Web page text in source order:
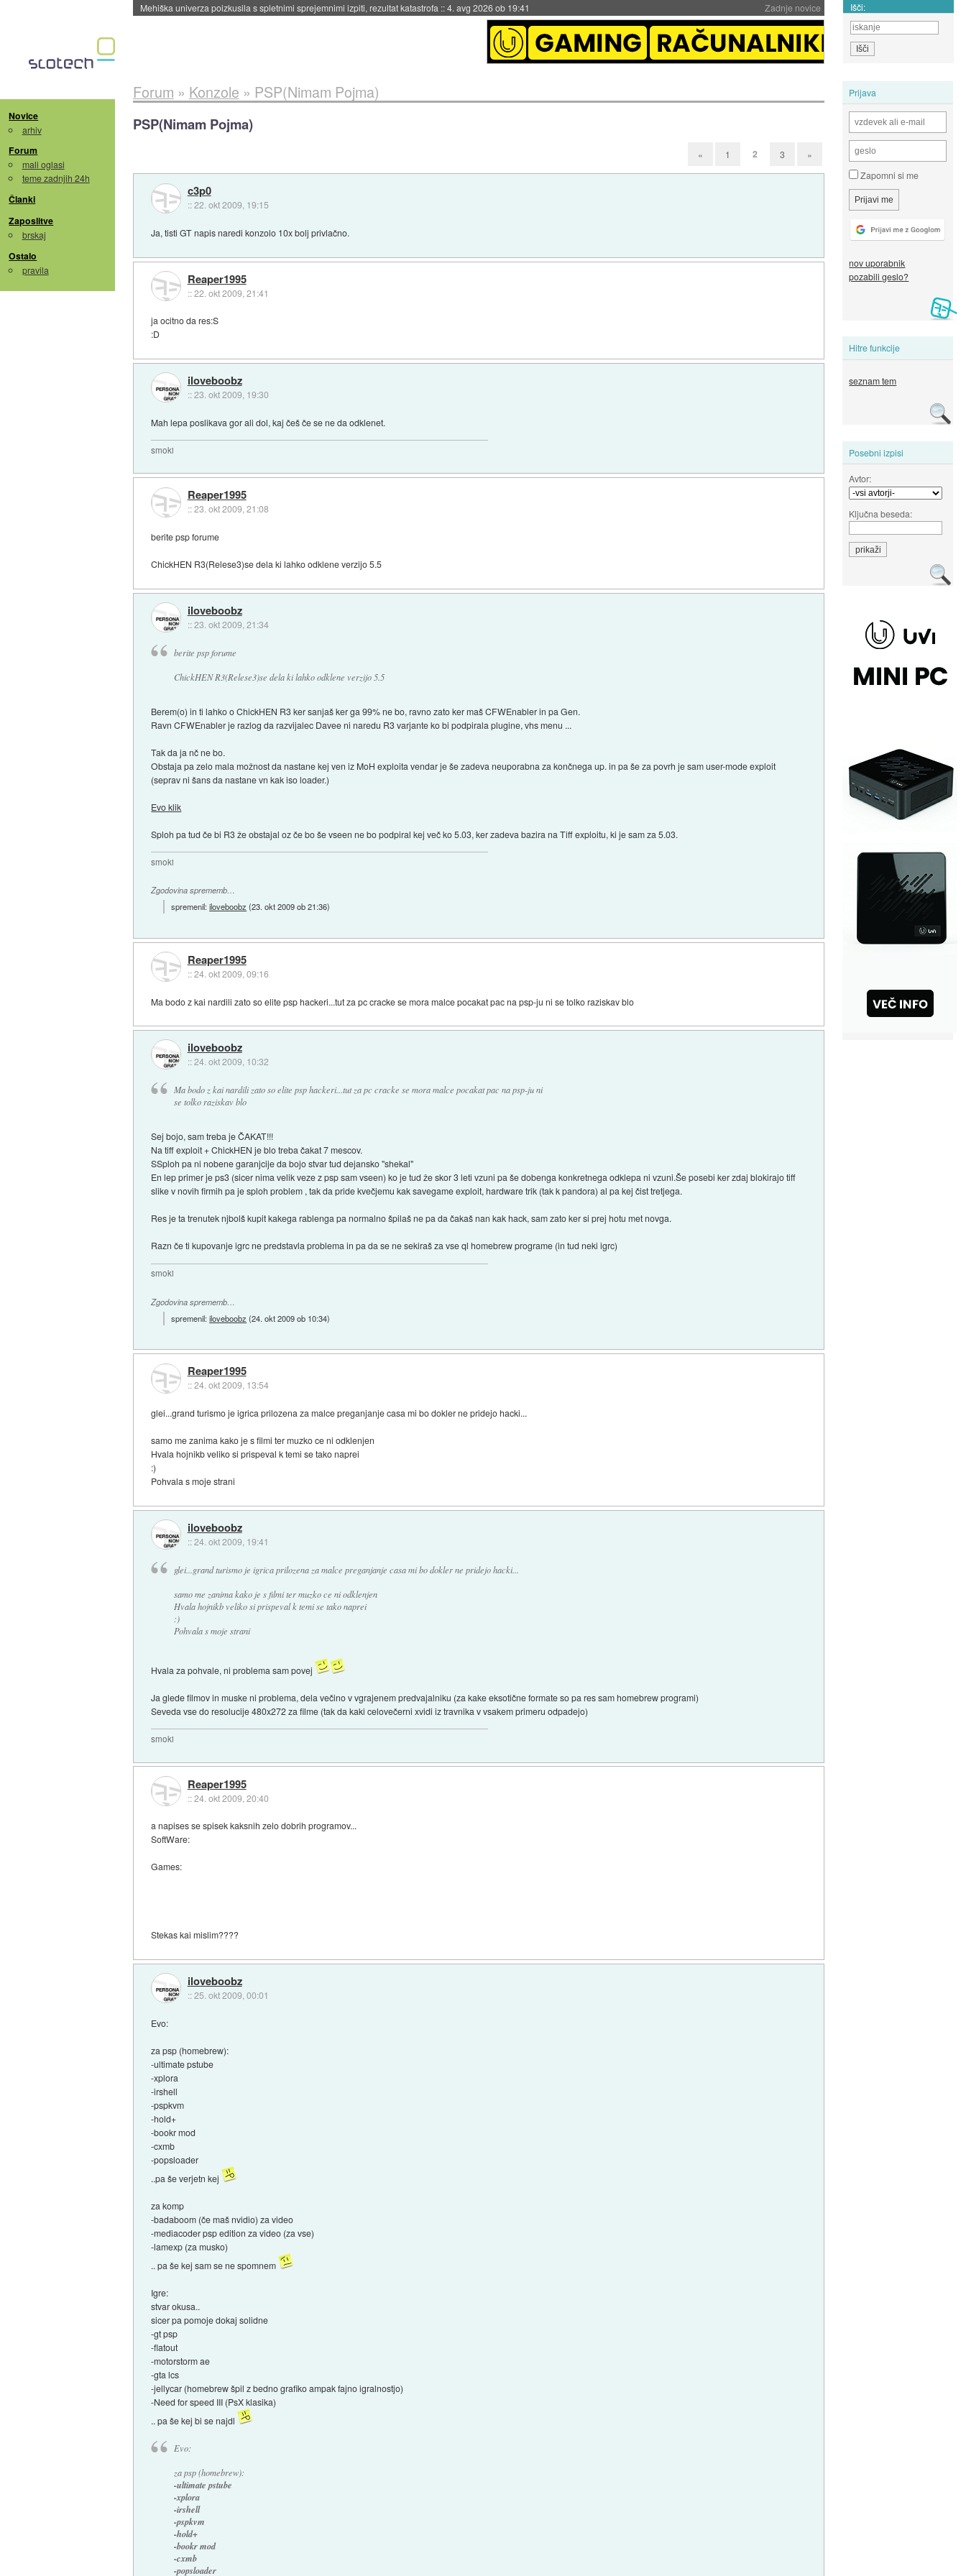
Zadnje novice
Evropska vesoljska agencija razvija svojo raketo za večkratno uporabo::4. avg 2026 ob 19:41 Išči:
Novice
arhiv
Forum
mali oglasi
teme zadnjih 24h
Članki
Zaposlitve
brskaj
Ostalo
pravila
Prijava
Zapomni si me
nov uporabnik
pozabili geslo?
Hitre funkcije
seznam tem
Posebni izpisi
Avtor:
Ključna beseda:
Forum » Konzole » PSP(Nimam Pojma)
PSP(Nimam Pojma)
« 1 2 3 »
c3p0
::22. okt 2009, 19:15
Ja, tisti GT napis naredi konzolo 10x bolj privlačno.
Reaper1995
::22. okt 2009, 21:41
ja ocitno da res:S
:D
iloveboobz
::23. okt 2009, 19:30
Mah lepa poslikava gor ali dol, kaj češ če se ne da odklenet.
smoki
Reaper1995
::23. okt 2009, 21:08
berite psp forume
ChickHEN R3(Relese3)se dela ki lahko odklene verzijo 5.5
iloveboobz
::23. okt 2009, 21:34
berite psp forume
ChickHEN R3(Relese3)se dela ki lahko odklene verzijo 5.5
Berem(o) in ti lahko o ChickHEN R3 ker sanjaš ker ga 99% ne bo, ravno zato ker maš CFWEnabler in pa Gen.
Ravn CFWEnabler je razlog da razvijalec Davee ni naredu R3 varjante ko bi podpirala plugine, vhs menu ...
Tak da ja nč ne bo.
Obstaja pa zelo mala možnost da nastane kej ven iz MoH exploita vendar je še zadeva neuporabna za končnega up. in pa še za povrh je sam user-mode exploit
(seprav ni šans da nastane vn kak iso loader.)
Evo klik
Sploh pa tud če bi R3 že obstajal oz če bo še vseen ne bo podpiral kej več ko 5.03, ker zadeva bazira na Tiff exploitu, ki je sam za 5.03.
smoki
Zgodovina sprememb…
spremenil:iloveboobz (23. okt 2009 ob 21:36)
Reaper1995
::24. okt 2009, 09:16
Ma bodo z kai nardili zato so elite psp hackeri...tut za pc cracke se mora malce pocakat pac na psp-ju ni se tolko raziskav blo
iloveboobz
::24. okt 2009, 10:32
Ma bodo z kai nardili zato so elite psp hackeri...tut za pc cracke se mora malce pocakat pac na psp-ju ni
se tolko raziskav blo
Sej bojo, sam treba je ČAKAT!!!
Na tiff exploit + ChickHEN je blo treba čakat 7 mescov.
SSploh pa ni nobene garanjcije da bojo stvar tud dejansko "shekal"
En lep primer je ps3 (sicer nima velik veze z psp sam vseen) ko je tud že skor 3 leti vzuni pa še dobenga konkretnega odklepa ni vzuni.Še posebi ker zdaj blokirajo tiff
slike v novih firmih pa je sploh problem , tak da pride kvečjemu kak savegame exploit, hardware trik (tak k pandora) al pa kej čist tretjega.
Res je ta trenutek njbolš kupit kakega rablenga pa normalno špilaš ne pa da čakaš nan kak hack, sam zato ker si prej hotu met novga.
Razn če ti kupovanje igrc ne predstavla problema in pa da se ne sekiraš za vse ql homebrew programe (in tud neki igrc)
smoki
Zgodovina sprememb…
spremenil:iloveboobz (24. okt 2009 ob 10:34)
Reaper1995
::24. okt 2009, 13:54
glei...grand turismo je igrica prilozena za malce preganjanje casa mi bo dokler ne pridejo hacki...
samo me zanima kako je s filmi ter muzko ce ni odklenjen
Hvala hojnikb veliko si prispeval k temi se tako naprei
:)
Pohvala s moje strani
iloveboobz
::24. okt 2009, 19:41
glei...grand turismo je igrica prilozena za malce preganjanje casa mi bo dokler ne pridejo hacki...
samo me zanima kako je s filmi ter muzko ce ni odklenjen
Hvala hojnikb veliko si prispeval k temi se tako naprei
:)
Pohvala s moje strani
Hvala za pohvale, ni problema sam povej
Ja glede filmov in muske ni problema, dela večino v vgrajenem predvajalniku (za kake eksotične formate so pa res sam homebrew programi)
Seveda vse do resolucije 480x272 za filme (tak da kaki celovečerni xvidi iz travnika v vsakem primeru odpadejo)
smoki
Reaper1995
::24. okt 2009, 20:40
a napises se spisek kaksnih zelo dobrih programov...
SoftWare:
Games:
Stekas kai mislim????
iloveboobz
::25. okt 2009, 00:01
Evo:
za psp (homebrew):
-ultimate pstube
-xplora
-irshell
-pspkvm
-hold+
-bookr mod
-cxmb
-popsloader
..pa še verjetn kej
za komp
-badaboom (če maš nvidio) za video
-mediacoder psp edition za video (za vse)
-lamexp (za musko)
.. pa še kej sam se ne spomnem
Igre:
stvar okusa..
sicer pa pomoje dokaj solidne
-gt psp
-flatout
-motorstorm ae
-gta lcs
-jellycar (homebrew špil z bedno grafiko ampak fajno igralnostjo)
-Need for speed III (PsX klasika)
.. pa še kej bi se najdl
Evo:
za psp (homebrew):
-ultimate pstube
-xplora
-irshell
-pspkvm
-hold+
-bookr mod
-cxmb
-popsloader